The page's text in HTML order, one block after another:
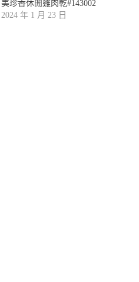
美珍香休閒雞肉乾#143002
2024 年 1 月 23 日